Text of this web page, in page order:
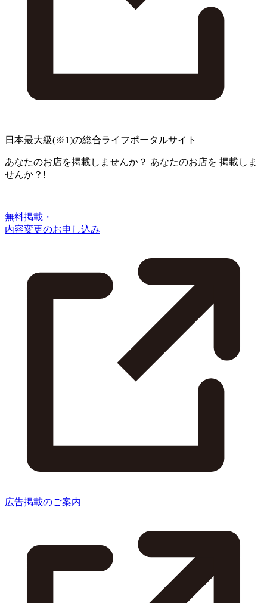
日本最大級(※1)の総合ライフポータルサイト
あなたのお店を掲載しませんか？ あなたのお店を 掲載しま
せんか？!
無料掲載・
内容変更のお申し込み
広告掲載のご案内